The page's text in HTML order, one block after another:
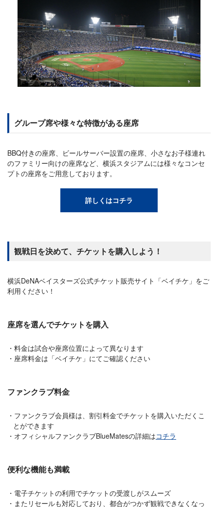
グループ席や様々な特徴がある座席
BBQ付きの座席、ビールサーバー設置の座席、小さなお子様連れ
のファミリー向けの座席など、横浜スタジアムには様々なコンセ
プトの座席をご用意しております。
詳しくはコチラ
観戦日を決めて、チケットを購入しよう！
横浜DeNAベイスターズ公式チケット販売サイト「ベイチケ」をご
利用ください！
座席を選んでチケットを購入
料金は試合や座席位置によって異なります
座席料金は「ベイチケ」にてご確認ください
ファンクラブ料金
ファンクラブ会員様は、割引料金でチケットを購入いただくこ
とができます
オフィシャルファンクラブBlueMatesの詳細はコチラ
便利な機能も満載
電子チケットの利用でチケットの受渡しがスムーズ
またリセールも対応しており、都合がつかず観戦できなくなっ